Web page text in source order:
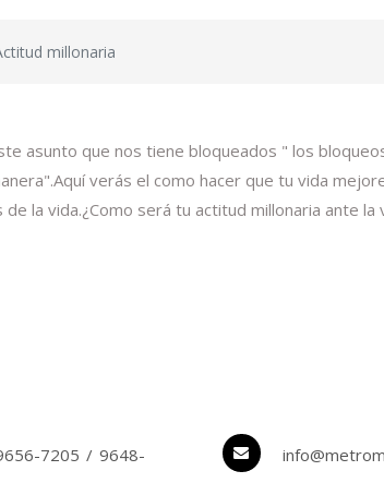
millonaria
asunto que nos tiene bloqueados " los
verás el como hacer que tu vida
la vida.¿Como será tu actitud millonaria ante la
7205 / 9648-